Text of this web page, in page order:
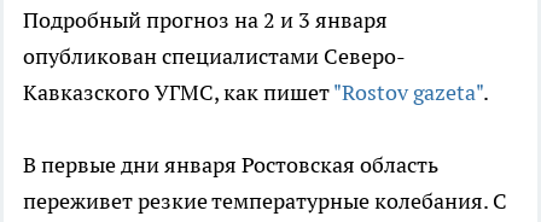
Подробный прогноз на 2 и 3 января
опубликован специалистами Северо-
Кавказского УГМС, как пишет"Rostov gazeta".
В первые дни января Ростовская область
переживет резкие температурные колебания. С